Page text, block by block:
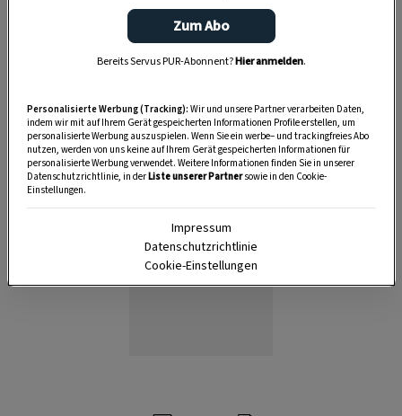
Zum Abo
Bereits Servus PUR-Abonnent?Hier anmelden.
Personalisierte Werbung (Tracking): Wir und unsere Partner verarbeiten Daten,
indem wir mit auf Ihrem Gerät gespeicherten Informationen Profile erstellen, um
personalisierte Werbung auszuspielen. Wenn Sie ein werbe– und trackingfreies Abo
nutzen, werden von uns keine auf Ihrem Gerät gespeicherten Informationen für
personalisierte Werbung verwendet. Weitere Informationen finden Sie in unserer
Datenschutzrichtlinie, in derListe unserer Partnersowie in den Cookie-
Einstellungen.
Impressum
Datenschutzrichtlinie
Cookie-Einstellungen